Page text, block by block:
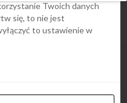
narodowe w
Twoich danych
się, to nie jest
to ustawienie w